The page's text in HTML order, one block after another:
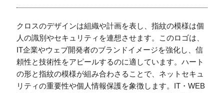
クロスのデザインは組織や計画を表し、指紋の模様は個
人の識別やセキュリティを連想させます。このロゴは、
IT企業やウェブ開発者のブランドイメージを強化し、信
頼性と技術性をアピールするのに適しています。ハート
の形と指紋の模様が組み合わさることで、ネットセキュ
リティの重要性や個人情報保護を象徴します。IT・WEB